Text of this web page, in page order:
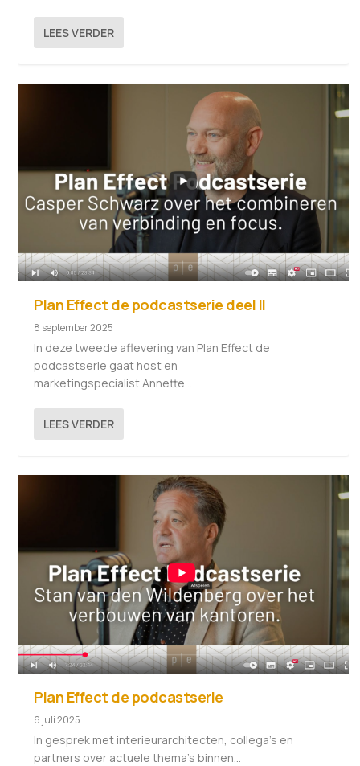
LEES VERDER
Plan Effect de podcastserie deel II
8 september 2025
In deze tweede aflevering van Plan Effect de
podcastserie gaat host en
marketingspecialist Annette...
LEES VERDER
Plan Effect de podcastserie
6 juli 2025
In gesprek met interieurarchitecten, collega’s en
partners over actuele thema’s binnen...